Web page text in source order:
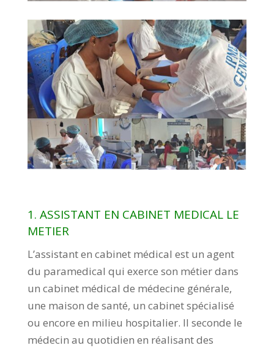
1. ASSISTANT EN CABINET MEDICAL LE
METIER
L’assistant en cabinet médical est un agent
du paramedical qui exerce son métier dans
un cabinet médical de médecine générale,
une maison de santé, un cabinet spécialisé
ou encore en milieu hospitalier. Il seconde le
médecin au quotidien en réalisant des